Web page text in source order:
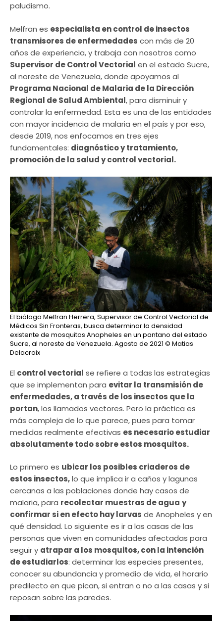
paludismo.
Melfran es especialista en control de insectos
transmisores de enfermedades con más de 20
años de experiencia, y trabaja con nosotros como
Supervisor de Control Vectorial en el estado Sucre,
al noreste de Venezuela, donde apoyamos al
Programa Nacional de Malaria de la Dirección
Regional de Salud Ambiental, para disminuir y
controlar la enfermedad. Esta es una de las entidades
con mayor incidencia de malaria en el país y por eso,
desde 2019, nos enfocamos en tres ejes
fundamentales: diagnóstico y tratamiento,
promoción de la salud y control vectorial.
El biólogo Melfran Herrera, Supervisor de Control Vectorial de
Médicos Sin Fronteras, busca determinar la densidad
existente de mosquitos Anopheles en un pantano del estado
Sucre, al noreste de Venezuela. Agosto de 2021 © Matias
Delacroix
El control vectorial se refiere a todas las estrategias
que se implementan para evitar la transmisión de
enfermedades, a través de los insectos que la
portan, los llamados vectores. Pero la práctica es
más compleja de lo que parece, pues para tomar
medidas realmente efectivas es necesario estudiar
absolutamente todo sobre estos mosquitos.
Lo primero es ubicar los posibles criaderos de
estos insectos,lo que implica ir a caños y lagunas
cercanas a las poblaciones donde hay casos de
malaria, para recolectar muestras de agua y
confirmar si en efecto hay larvas de Anopheles y en
qué densidad. Lo siguiente es ir a las casas de las
personas que viven en comunidades afectadas para
seguir y atrapar a los mosquitos, con la intención
de estudiarlos: determinar las especies presentes,
conocer su abundancia y promedio de vida, el horario
predilecto en que pican, si entran o no a las casas y si
reposan sobre las paredes.